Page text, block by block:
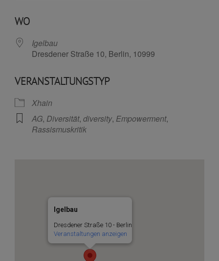
WO
Igelbau
Dresdener Straße 10, Berlin, 10999
VERANSTALTUNGSTYP
Xhain
AG, Diversität, diversity, Empowerment,
Rassismuskritik
Igelbau
Dresdener Straße 10 - Berlin
Veranstaltungen anzeigen